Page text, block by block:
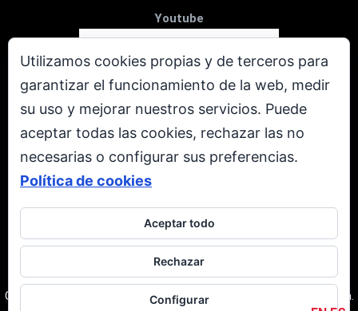
Utilizamos cookies propias y de terceros para
garantizar el funcionamiento de la web, medir
su uso y mejorar nuestros servicios. Puede
aceptar todas las cookies, rechazar las no
necesarias o configurar sus preferencias.
Política de cookies
Aceptar todo
Rechazar
Configurar
Youtube
X
Todos los derechos reservados. © Copyright 2001 - 2026.
Corporación Televen C.A. RIF: J-00237616-3. Caracas | Venezuela.